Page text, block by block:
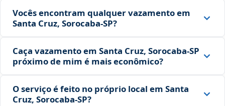
Vocês encontram qualquer vazamento em
Santa Cruz, Sorocaba‑SP?
Caça vazamento em Santa Cruz, Sorocaba‑SP
próximo de mim é mais econômico?
O serviço é feito no próprio local em Santa
Cruz, Sorocaba‑SP?